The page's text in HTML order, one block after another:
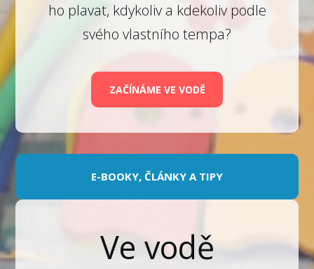
ho plavat, kdykoliv a kdekoliv podle
svého vlastního tempa?
ZAČÍNÁME VE VODĚ
E-BOOKY, ČLÁNKY A TIPY
Ve vodě